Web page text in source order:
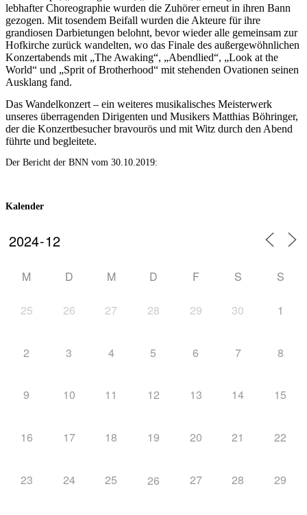
lebhafter Choreographie wurden die Zuhörer erneut in ihren Bann
gezogen. Mit tosendem Beifall wurden die Akteure für ihre
grandiosen Darbietungen belohnt, bevor wiederalle gemeinsam zur
Hofkirche zurück wandelten, wo das Finale des außergewöhnlichen
Konzertabends mit „The Awaking“, „Abendlied“, „Look at the
World“ und „Sprit of Brotherhood“ mit stehenden Ovationen seinen
Ausklang fand.
Das Wandelkonzert – ein weiteres musikalisches Meisterwerk
unseres überragenden Dirigenten und Musikers Matthias Böhringer,
der die Konzertbesucher bravourös und mit Witz durch den Abend
führte und begleitete.
Der Bericht der BNN vom 30.10.2019:
Kalender
M D M D F S S
25 26 27 28 29 30 1
2 3 4 5 6 7 8
9 10 11 12 13 14 15
16 17 18 19 20 21 22
23 24 25 26 27 28 29